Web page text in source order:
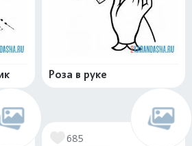
Роза в руке
685